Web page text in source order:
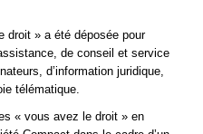
droit » a été déposée pour
de conseil et service
d’information juridique,
télématique.
« vous avez le droit » en